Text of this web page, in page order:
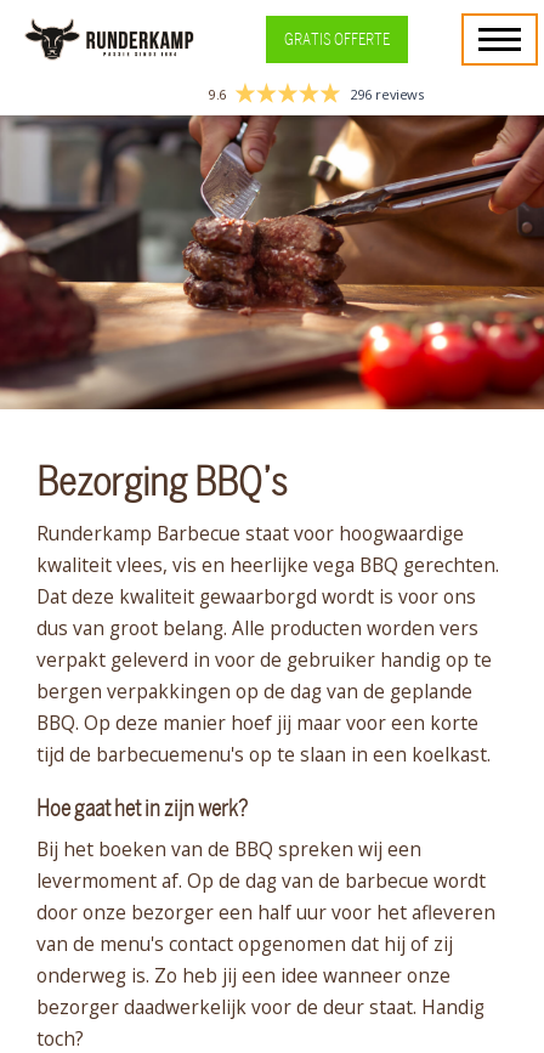
GRATIS OFFERTE
9.6 296 reviews
Bezorging BBQ’s
Runderkamp Barbecue staat voor hoogwaardige
kwaliteit vlees, vis en heerlijke vega BBQ gerechten.
Dat deze kwaliteit gewaarborgd wordt is voor ons
dus van groot belang. Alle producten worden vers
verpakt geleverd in voor de gebruiker handig op te
bergen verpakkingen op de dag van de geplande
BBQ. Op deze manier hoef jij maar voor een korte
tijd de barbecuemenu's op te slaan in een koelkast.
Hoe gaat het in zijn werk?
Bij het boeken van de BBQ spreken wij een
levermoment af. Op de dag van de barbecue wordt
door onze bezorger een half uur voor het afleveren
van de menu's contact opgenomen dat hij of zij
onderweg is. Zo heb jij een idee wanneer onze
bezorger daadwerkelijk voor de deur staat. Handig
toch?